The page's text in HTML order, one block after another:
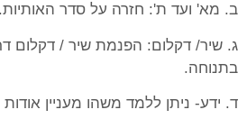
ב. מא' ועד ת': חזרה על סדר האותיות.
ג. שיר/ דקלום: הפנמת שיר / דקלום
בתנוחה.
ד. ידע- ניתן ללמד משהו מעניין